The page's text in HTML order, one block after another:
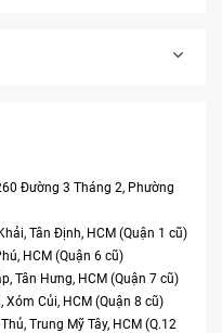
Đường 3 Tháng 2, Phường
Tân Định, HCM (Quận 1 cũ)
HCM (Quận 6 cũ)
Tân Hưng, HCM (Quận 7 cũ)
Xóm Củi, HCM (Quận 8 cũ)
Trung Mỹ Tây, HCM (Q.12